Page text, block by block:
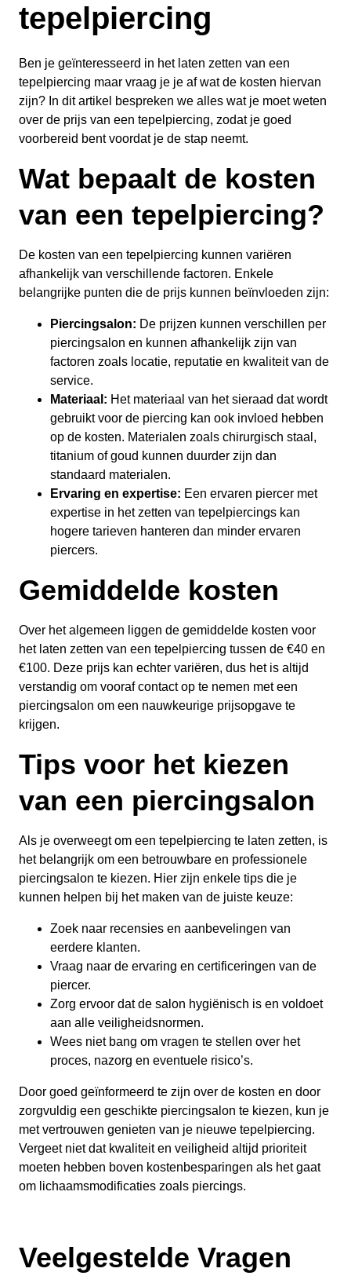
tepelpiercing
Ben je geïnteresseerd in het laten zetten van een
tepelpiercing maar vraag je je af wat de kosten hiervan
zijn? In dit artikel bespreken we alles wat je moet weten
over de prijs van een tepelpiercing, zodat je goed
voorbereid bent voordat je de stap neemt.
Wat bepaalt de kosten
van een tepelpiercing?
De kosten van een tepelpiercing kunnen variëren
afhankelijk van verschillende factoren. Enkele
belangrijke punten die de prijs kunnen beïnvloeden zijn:
Piercingsalon: De prijzen kunnen verschillen per
piercingsalon en kunnen afhankelijk zijn van
factoren zoals locatie, reputatie en kwaliteit van de
service.
Materiaal: Het materiaal van het sieraad dat wordt
gebruikt voor de piercing kan ook invloed hebben
op de kosten. Materialen zoals chirurgisch staal,
titanium of goud kunnen duurder zijn dan
standaard materialen.
Ervaring en expertise: Een ervaren piercer met
expertise in het zetten van tepelpiercings kan
hogere tarieven hanteren dan minder ervaren
piercers.
Gemiddelde kosten
Over het algemeen liggen de gemiddelde kosten voor
het laten zetten van een tepelpiercing tussen de €40 en
€100. Deze prijs kan echter variëren, dus het is altijd
verstandig om vooraf contact op te nemen met een
piercingsalon om een nauwkeurige prijsopgave te
krijgen.
Tips voor het kiezen
van een piercingsalon
Als je overweegt om een tepelpiercing te laten zetten, is
het belangrijk om een betrouwbare en professionele
piercingsalon te kiezen. Hier zijn enkele tips die je
kunnen helpen bij het maken van de juiste keuze:
Zoek naar recensies en aanbevelingen van
eerdere klanten.
Vraag naar de ervaring en certificeringen van de
piercer.
Zorg ervoor dat de salon hygiënisch is en voldoet
aan alle veiligheidsnormen.
Wees niet bang om vragen te stellen over het
proces, nazorg en eventuele risico’s.
Door goed geïnformeerd te zijn over de kosten en door
zorgvuldig een geschikte piercingsalon te kiezen, kun je
met vertrouwen genieten van je nieuwe tepelpiercing.
Vergeet niet dat kwaliteit en veiligheid altijd prioriteit
moeten hebben boven kostenbesparingen als het gaat
om lichaamsmodificaties zoals piercings.
Veelgestelde Vragen